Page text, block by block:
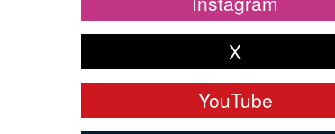
X
YouTube